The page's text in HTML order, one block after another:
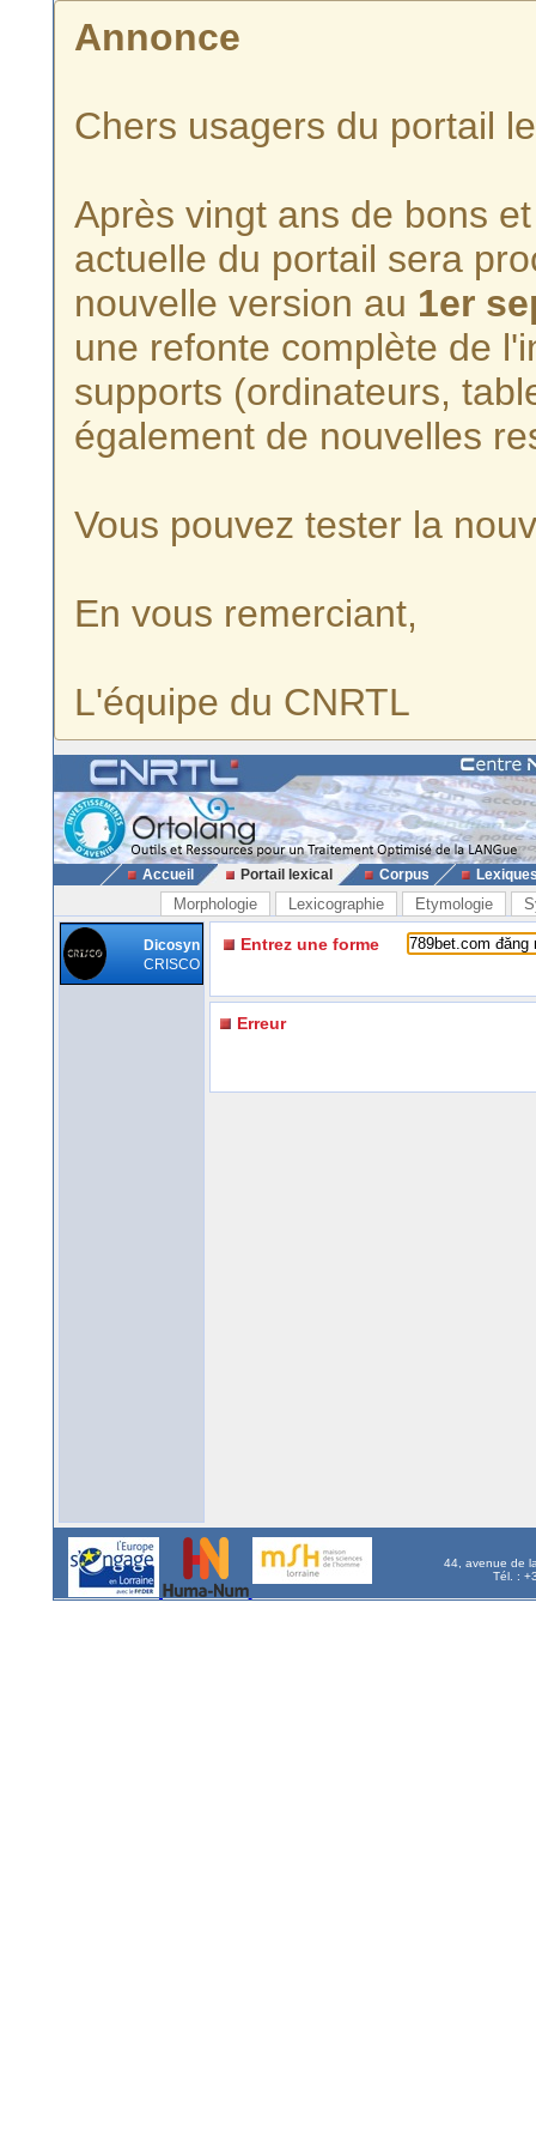
Annonce
Chers usagers du portail
Après vingt ans de bons
actuelle du portail sera
nouvelle version au 1er
une refonte complète de
supports (ordinateurs,
également de nouvelles
Vous pouvez tester la
En vous remerciant,
L'équipe du CNRTL
Accueil Portail lexical Corpus
Morphologie Lexicographie Etymologie
Dicosyn
CRISCO
Entrez une forme
Erreur
44, avenue de
Tél. :